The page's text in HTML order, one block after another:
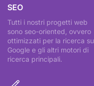
SEO
Tutti i nostri progetti web
sono seo-oriented, ovvero
ottimizzati per la ricerca su
Google e gli altri motori di
ricerca principali.